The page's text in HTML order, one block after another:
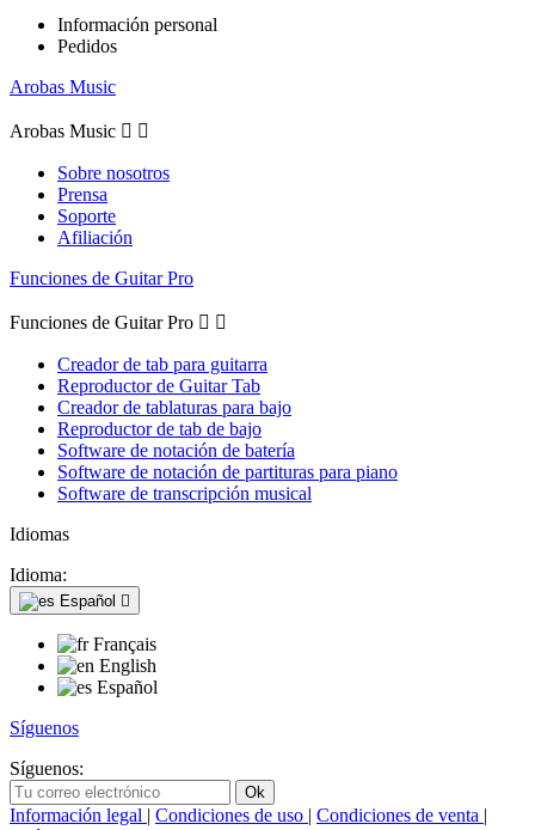
Información personal
Pedidos
Arobas Music
Arobas Music  
Sobre nosotros
Prensa
Soporte
Afiliación
Funciones de Guitar Pro
Funciones de Guitar Pro  
Creador de tab para guitarra
Reproductor de Guitar Tab
Creador de tablaturas para bajo
Reproductor de tab de bajo
Software de notación de batería
Software de notación de partituras para piano
Software de transcripción musical
Idiomas
Idioma:
Español 
Français
English
Español
Síguenos
Síguenos:
Información legal | Condiciones de uso | Condiciones de venta |